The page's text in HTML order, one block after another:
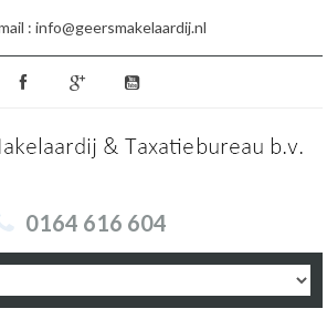
: info@geersmakelaardij.nl
0164 616 604